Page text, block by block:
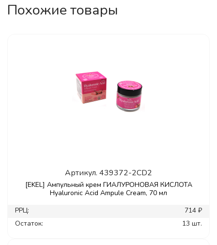
Похожие товары
Артикул. 439372-2CD2
[EKEL] Ампульный крем ГИАЛУРОНОВАЯ КИСЛОТА
Hyaluronic Acid Ampule Cream, 70 мл
РРЦ:
714 ₽
Остаток:
13 шт.